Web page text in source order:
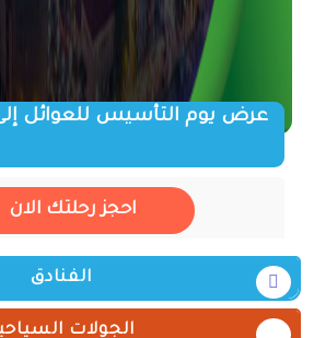
عرض يوم التأسيس للعوائل إلى
احجز رحلتك الان
الفنادق
الجولات